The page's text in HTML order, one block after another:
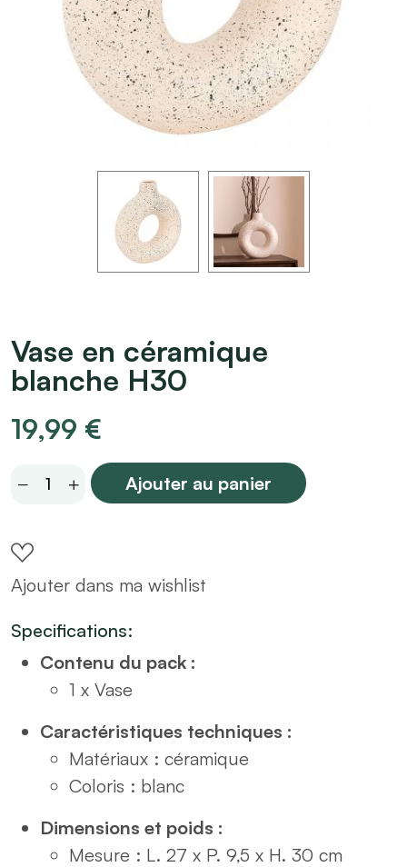
Vase en céramique
blanche H30
19,99 €
Vase
blanche
H30
Ajouter au panier
Ajouter dans ma wishlist
Specifications:
Contenu du pack :
1 x Vase
Caractéristiques techniques :
Matériaux : céramique
Coloris : blanc
Dimensions et poids :
Mesure : L. 27 x P. 9,5 x H. 30 cm